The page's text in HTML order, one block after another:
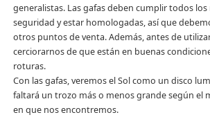
generalistas. Las gafas deben cumplir todos
seguridad y estar homologadas, así que
otros puntos de venta. Además, antes de
cerciorarnos de que están en buenas
roturas.
Con las gafas, veremos el Sol como un disco
faltará un trozo más o menos grande según el
en que nos encontremos.